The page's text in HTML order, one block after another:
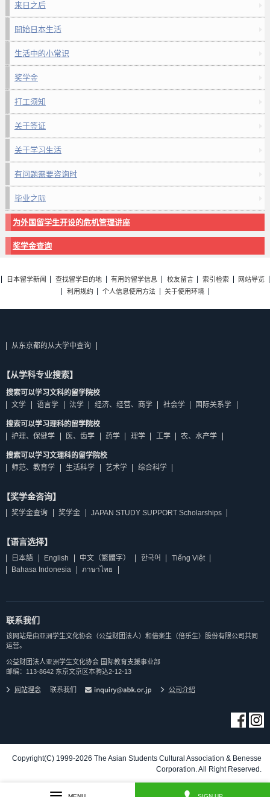
来日之后
開始日本生活
生活中的小常识
奖学金
打工须知
关于签证
关于学习生活
有问题需要咨询时
毕业之际
为外国留学生开设的危机管理讲座
奖学金查询
日本留学新闻 查找留学目的地 有用的留学信息 校友留言 索引检索
网站导览
利用规约
个人信息使用方法 关于使用环境
从东京都的从大学中查询
【从学科专业搜索】
搜索可以学习文科的留学院校
文学
语言学 法学 经济、经营、商学 社会学 国际关系学
搜索可以学习理科的留学院校
护理、保健学
医、齿学 药学 理学 工学 农、水产学
搜索可以学习文理科的留学院校
师范、教育学
生活科学 艺术学 综合科学
【奖学金咨询】
奖学金查询 奖学金 JAPAN STUDY SUPPORT Scholarships
【语言选择】
日本語 English 中文（繁體字） 한국어
Tiếng Việt
Bahasa Indonesia
ภาษาไทย
联系我们
该网站是由亚洲学生文化协会（公益财团法人）和倍楽生（倍乐生）股份有限公司共同
运营。
公益财团法人亚洲学生文化协会 国际教育支援事业部
邮编：113-8642 东京文京区本驹込2-12-13
网站理念 联系我们 公司介紹
Copyright(C) 1999-2026 The Asian Students Cultural Association & Benesse
Corporation. All Right Reserved.